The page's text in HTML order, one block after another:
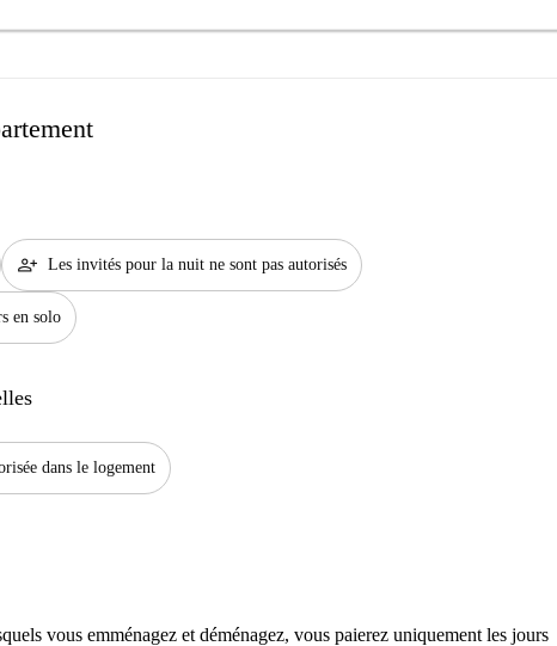
person_add Les invités pour la nuit ne sont pas autorisés
en solo
dans le logement
vous emménagez et déménagez, vous paierez uniquement les jours